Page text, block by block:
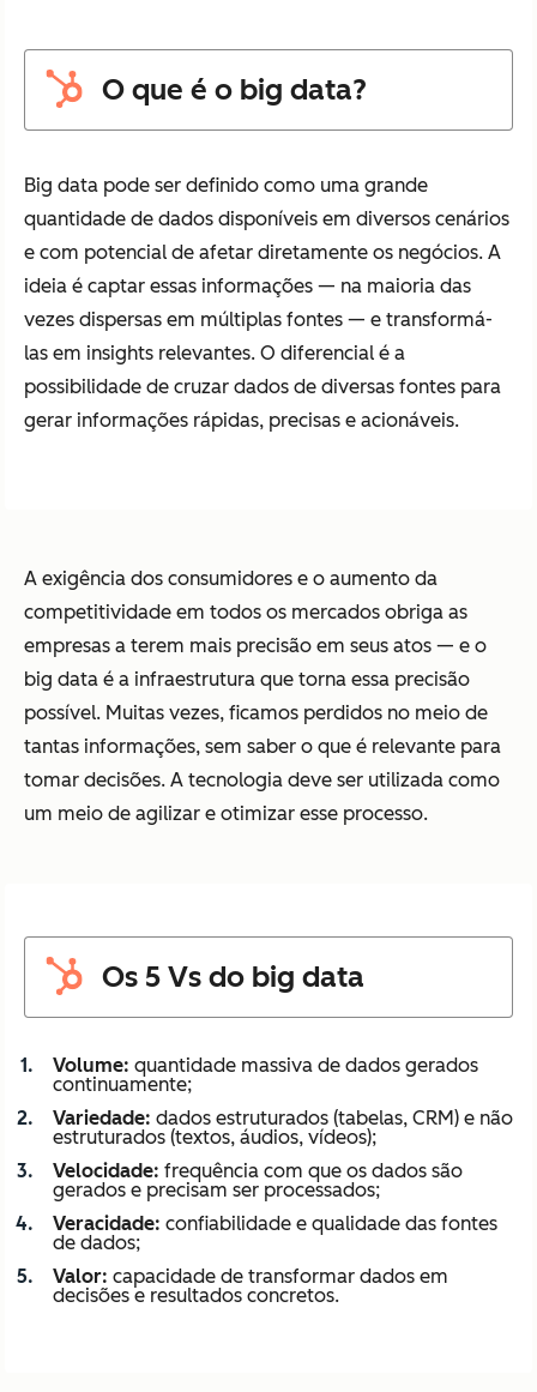
O que é o big data?
Big data pode ser definido como uma grande
quantidade de dados disponíveis em diversos cenários
e com potencial de afetar diretamente os negócios. A
ideia é captar essas informações — na maioria das
vezes dispersas em múltiplas fontes — e transformá-
las em insights relevantes. O diferencial é a
possibilidade de cruzar dados de diversas fontes para
gerar informações rápidas, precisas e acionáveis.
A exigência dos consumidores e o aumento da
competitividade em todos os mercados obriga as
empresas a terem mais precisão em seus atos — e o
big data é a infraestrutura que torna essa precisão
possível. Muitas vezes, ficamos perdidos no meio de
tantas informações, sem saber o que é relevante para
tomar decisões. A tecnologia deve ser utilizada como
um meio de agilizar e otimizar esse processo.
Os 5 Vs do big data
Volume: quantidade massiva de dados gerados
continuamente;
Variedade: dados estruturados (tabelas, CRM) e não
estruturados (textos, áudios, vídeos);
Velocidade: frequência com que os dados são
gerados e precisam ser processados;
Veracidade: confiabilidade e qualidade das fontes
de dados;
Valor: capacidade de transformar dados em
decisões e resultados concretos.